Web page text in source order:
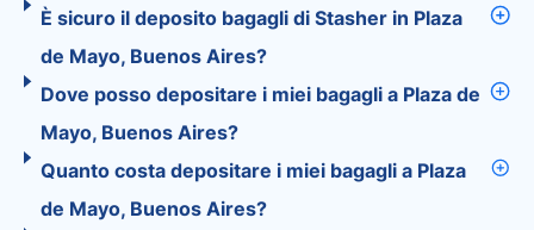
È sicuro il deposito bagagli di Stasher in Plaza
de Mayo, Buenos Aires?
Dove posso depositare i miei bagagli a Plaza de
Mayo, Buenos Aires?
Quanto costa depositare i miei bagagli a Plaza
de Mayo, Buenos Aires?